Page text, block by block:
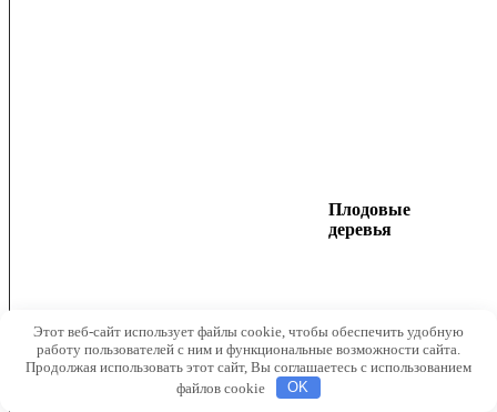
Плодовые
деревья
Этот веб-сайт использует файлы cookie, чтобы обеспечить удобную
работу пользователей с ним и функциональные возможности сайта.
Продолжая использовать этот сайт, Вы соглашаетесь с использованием
файлов cookie
OK